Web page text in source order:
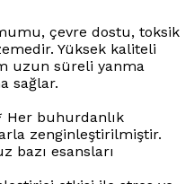
çevre dostu, toksik
Yüksek kaliteli
uzun süreli yanma
sağlar.
Her buhurdanlık
zenginleştirilmiştir.
bazı esansları